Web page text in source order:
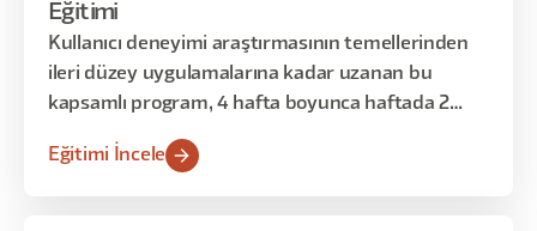
Eğitimi
Kullanıcı deneyimi araştırmasının temellerinden
ileri düzey uygulamalarına kadar uzanan bu
kapsamlı program, 4 hafta boyunca haftada 2
Araştırma sürecinin her aşamasını planlama,
Eğitimi İncele